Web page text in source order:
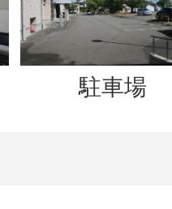
駐車場